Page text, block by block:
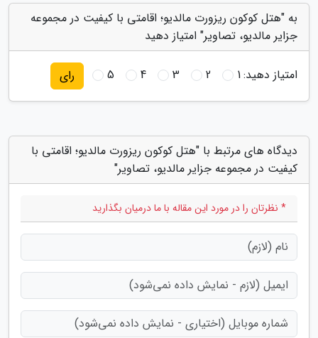
به "هتل کوکون ریزورت مالدیو؛ اقامتی با کیفیت در مجموعه
جزایر مالدیو، تصاویر" امتیاز دهید
امتیاز دهید:1
2
3
4
5 رای
دیدگاه های مرتبط با "هتل کوکون ریزورت مالدیو؛ اقامتی با
کیفیت در مجموعه جزایر مالدیو، تصاویر"
* نظرتان را در مورد این مقاله با ما درمیان بگذارید